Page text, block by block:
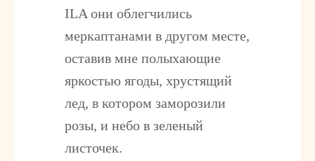
ILA они облегчились
меркаптанами в другом месте,
оставив мне полыхающие
яркостью ягоды, хрустящий
лед, в котором заморозили
розы, и небо в зеленый
листочек.